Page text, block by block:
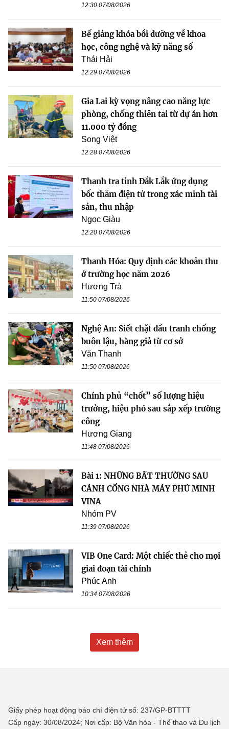
12:30 07/08/2026
Bế giảng khóa bồi dưỡng về khoa
học, công nghệ và kỹ năng số
Thái Hải
12:29 07/08/2026
Gia Lai kỳ vọng nâng cao năng lực
phòng, chống thiên tai từ dự án hơn
11.000 tỷ đồng
Song Việt
12:28 07/08/2026
Thanh tra tỉnh Đắk Lắk ứng dụng
bốc thăm điện tử trong xác minh tài
sản, thu nhập
Ngọc Giàu
12:20 07/08/2026
Thanh Hóa: Quy định các khoản thu
ở trường học năm 2026
Hương Trà
11:50 07/08/2026
Nghệ An: Siết chặt đấu tranh chống
buôn lậu, hàng giả từ cơ sở
Văn Thanh
11:50 07/08/2026
Chính phủ “chốt” số lượng hiệu
trưởng, hiệu phó sau sắp xếp trường
công
Hương Giang
11:48 07/08/2026
Bài 1: NHỮNG BẤT THƯỜNG SAU
CÁNH CỔNG NHÀ MÁY PHÚ MINH
VINA
Nhóm PV
11:39 07/08/2026
VIB One Card: Một chiếc thẻ cho mọi
giai đoạn tài chính
Phúc Anh
10:34 07/08/2026
Xem thêm
Giấy phép hoạt động báo chí điện tử số: 237/GP-BTTTT
Cấp ngày: 30/08/2024; Nơi cấp: Bộ Văn hóa - Thể thao và Du lịch